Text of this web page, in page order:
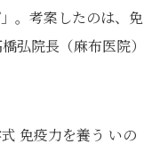
。考案したのは、免
弘院長（麻布医院）
免疫力を養う いの